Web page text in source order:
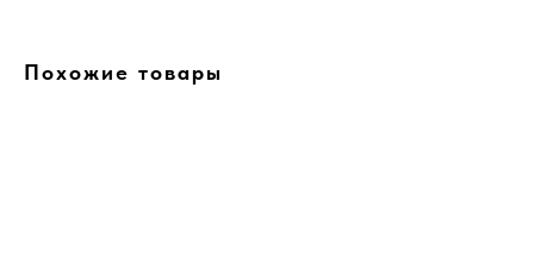
Похожие товары